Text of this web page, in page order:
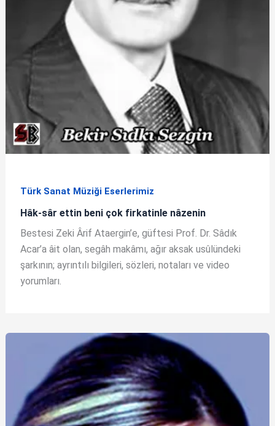
Türk Sanat Müziği Eserlerimiz
Hâk-sâr ettin beni çok firkatinle nâzenin
Bestesi Zeki Ârif Ataergin’e, güftesi Prof. Dr. Sâdık
Acar’a âit olan, segâh makâmı, ağır aksak usûlündeki
şarkının; ayrıntılı bilgileri, sözleri, notaları ve video
yorumları.